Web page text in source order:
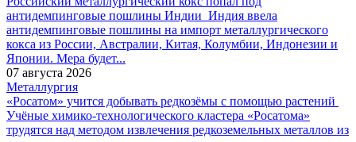
антидемпинговые пошлины Индии Индия ввела
антидемпинговые пошлины на импорт металлургического
кокса из России, Австралии, Китая, Колумбии, Индонезии и
Японии. Мера будет...
07 августа 2026
Металлургия
«Росатом» учится добывать редкозёмы с помощью растений
Учёные химико-технологического кластера «Росатома»
трудятся над методом извлечения редкоземельных металлов из